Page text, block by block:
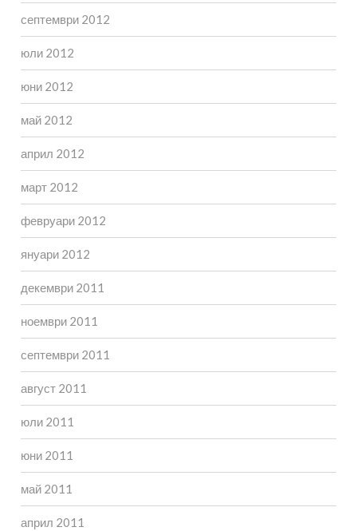
септември 2012
юли 2012
юни 2012
май 2012
април 2012
март 2012
февруари 2012
януари 2012
декември 2011
ноември 2011
септември 2011
август 2011
юли 2011
юни 2011
май 2011
април 2011